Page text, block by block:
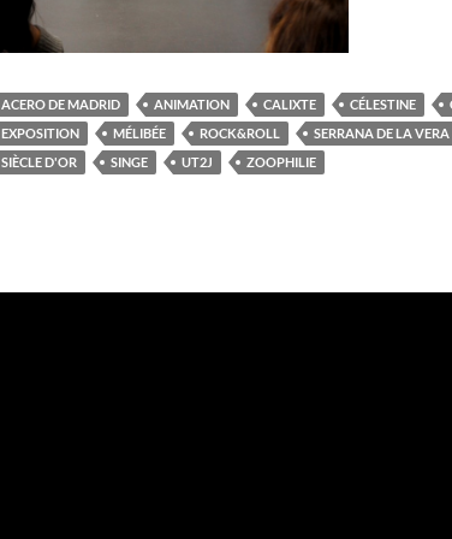
ACERO DE MADRID ANIMATION CALIXTE CÉLESTINE
EXPOSITION
MÉLIBÉE ROCK&ROLL SERRANA DE LA VERA
SIÈCLE D'OR
SINGE UT2J ZOOPHILIE